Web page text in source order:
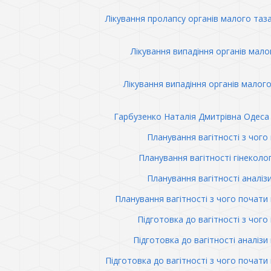
Лікування пролапсу органів малого
Лікування випадіння органів
Лікування випадіння органів
Гарбузенко Наталія Дмитрівна Одеса
Планування вагітності з
Планування вагітності
Планування вагітності
Планування вагітності з чого почати
Підготовка до вагітності з
Підготовка до вагітності
Підготовка до вагітності з чого почати